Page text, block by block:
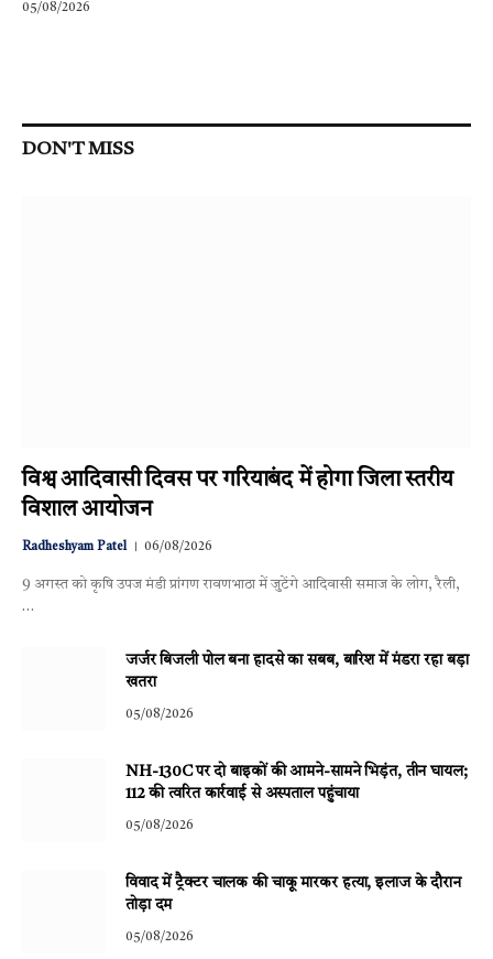
05/08/2026
DON'T MISS
विश्व आदिवासी दिवस पर गरियाबंद में होगा जिला स्तरीय
विशाल आयोजन
Radheshyam Patel 06/08/2026
9 अगस्त को कृषि उपज मंडी प्रांगण रावणभाठा में जुटेंगे आदिवासी समाज के लोग, रैली,
…
जर्जर बिजली पोल बना हादसे का सबब, बारिश में मंडरा रहा बड़ा
खतरा
05/08/2026
NH-130C पर दो बाइकों की आमने-सामने भिड़ंत, तीन घायल;
112 की त्वरित कार्रवाई से अस्पताल पहुंचाया
05/08/2026
विवाद में ट्रैक्टर चालक की चाकू मारकर हत्या, इलाज के दौरान
तोड़ा दम
05/08/2026